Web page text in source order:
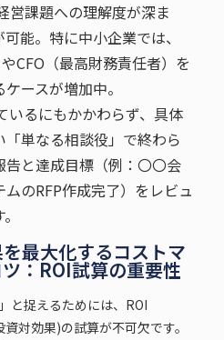
営課題への理解度が深ま
可能。特に中小企業では、
CFO（最高財務責任者）を
ースが増加中。
いるにもかかわらず、具体
単なる相談役」で終わら
と達成目標（例：〇〇会
のRFP作成完了）をレビュ
最大化するコストマ
：ROI試算の重要性
と捉えるためには、ROI
対効果)の試算が不可欠です。